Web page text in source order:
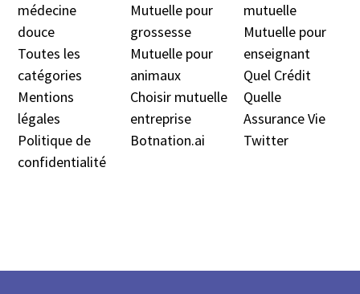
médecine
douce
Toutes les
catégories
Mentions
légales
Politique de
confidentialité
Mutuelle pour
grossesse
Mutuelle pour
animaux
Choisir mutuelle
entreprise
Botnation.ai
mutuelle
Mutuelle pour
enseignant
Quel Crédit
Quelle
Assurance Vie
Twitter